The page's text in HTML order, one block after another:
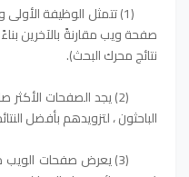
(1) تتمثل الوظيفة
نتائج محرك البحث).
(2) يجد الصفحات
الباحثون ، لتزويدهم بأفضل